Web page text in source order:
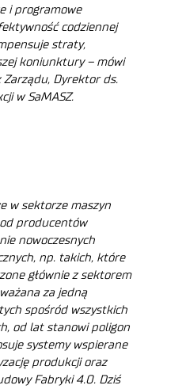
i programowe
codziennej
straty,
koniunktury– mówi
Zarządu, Dyrektor ds.
w SaMASZ.
w sektorze maszyn
producentów
nowoczesnych
np. takich, które
głównie z sektorem
za jedną
spośród wszystkich
od lat stanowi poligon
systemy wspierane
produkcji oraz
Fabryki 4.0. Dziś